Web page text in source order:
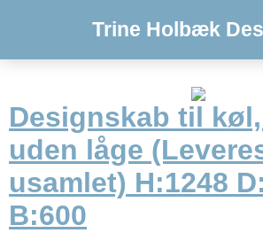
Trine Holbæk
Designskab til
uden låge
usamlet) H:1248
B:600